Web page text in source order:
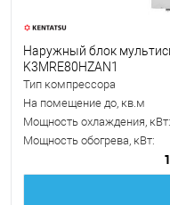
Наружный блок
K3MRE80HZAN1
Тип компрессора
На помещение до, кв.м
Мощность охлаждения, кВт:
Мощность обогрева, кВт: